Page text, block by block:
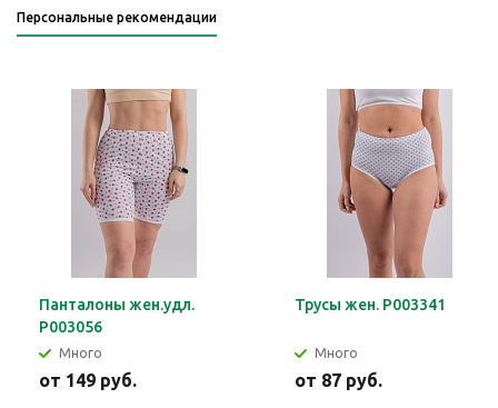
Персональные рекомендации
Панталоны жен.удл.
Р003056
Много
от 149 руб.
Трусы жен. Р003341
Много
от 87 руб.